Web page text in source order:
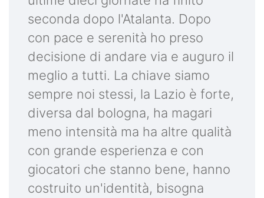
seconda dopo l'Atalanta. Dopo
con pace e serenità ho preso
decisione di andare via e auguro il
meglio a tutti. La chiave siamo
sempre noi stessi, la Lazio è forte,
diversa dal bologna, ha magari
meno intensità ma ha altre qualità
con grande esperienza e con
giocatori che stanno bene, hanno
costruito un'identità, bisogna